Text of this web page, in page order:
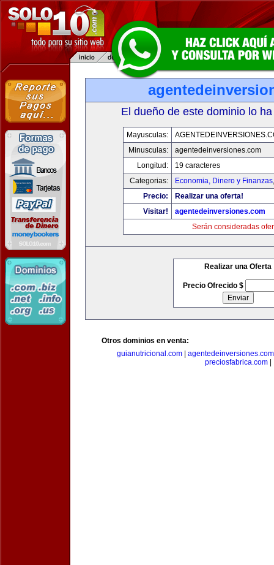
El dueño de este dominio lo
Mayusculas:
Minusculas:
agentedeinversiones.com
Longitud:
19 caracteres
Categorias:
Economia, Dinero y Finanzas
Precio:
Realizar una oferta!
Visitar!
agentedeinversiones.com
Serán consideradas
Realizar una Oferta
Precio Ofrecido $
Otros dominios en venta:
guianutricional.com
agentedeinversiones.com
preciosfabrica.com|